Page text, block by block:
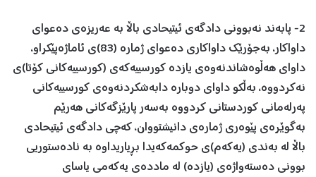
2- پابەند نەبوونی دادگەی ئیتیحادی باڵا بە عەریزەی دەعوای
داواكار، بەجۆرێك داواكاری دەعوای ژمارە (83)ی ئاماژەپێكراو،
داوای هەڵوەشاندنەوەی یازدە كورسییەكەی (كورسییەكانی كۆتا)ی
نەكردووە، بەڵكو داوای دوبارە دابەشكردنەوەی كورسییەكانی
پەرلەمانی كوردستانی كردووە بەسەر پارێزگەكانی هەرێم
بەگوێرەی پێوەری ژمارەی دانیشتووان، كەچی دادگەی ئیتیحادی
باڵا لە بەندی (یەكەم)ی حوكمەكەیدا بڕیاریداوە بە نادەستوریی
بوونی دەستەواژەی (یازدە) لە ماددەی یەكەمی یاسای